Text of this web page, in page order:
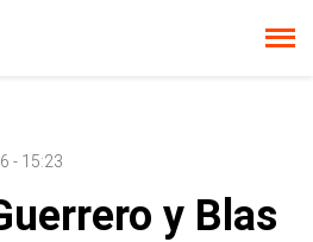
- 15:23
y Blas